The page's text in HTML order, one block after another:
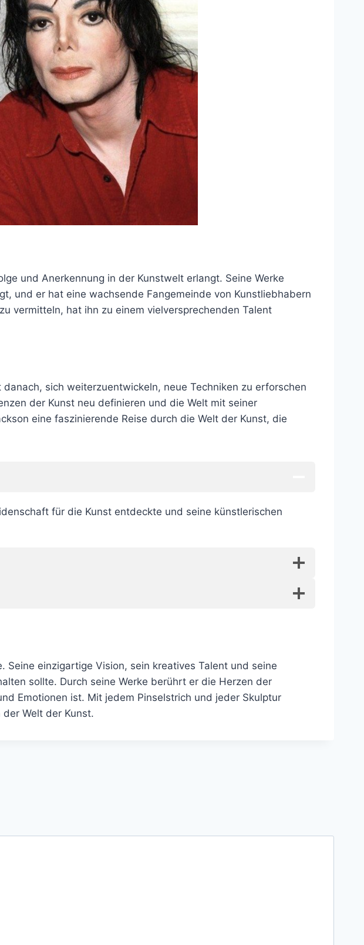
und Anerkennung in der Kunstwelt erlangt. Seine Werke
und er hat eine wachsende Fangemeinde von Kunstliebhabern
vermitteln, hat ihn zu einem vielversprechenden Talent
sich weiterzuentwickeln, neue Techniken zu erforschen
der Kunst neu definieren und die Welt mit seiner
eine faszinierende Reise durch die Welt der Kunst, die
für die Kunst entdeckte und seine künstlerischen
einzigartige Vision, sein kreatives Talent und seine
sollte. Durch seine Werke berührt er die Herzen der
Emotionen ist. Mit jedem Pinselstrich und jeder Skulptur
Welt der Kunst.